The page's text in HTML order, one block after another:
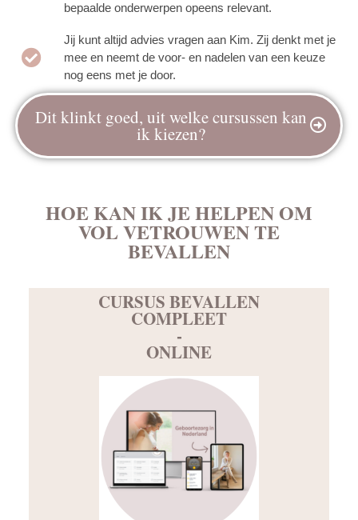
bepaalde onderwerpen opeens relevant.
Jij kunt altijd advies vragen aan Kim. Zij denkt met je
mee en neemt de voor- en nadelen van een keuze
nog eens met je door.
Dit klinkt goed, uit welke cursussen kan
ik kiezen?
HOE KAN IK JE HELPEN OM
VOL VETROUWEN TE
BEVALLEN
CURSUS BEVALLEN
COMPLEET
-
ONLINE